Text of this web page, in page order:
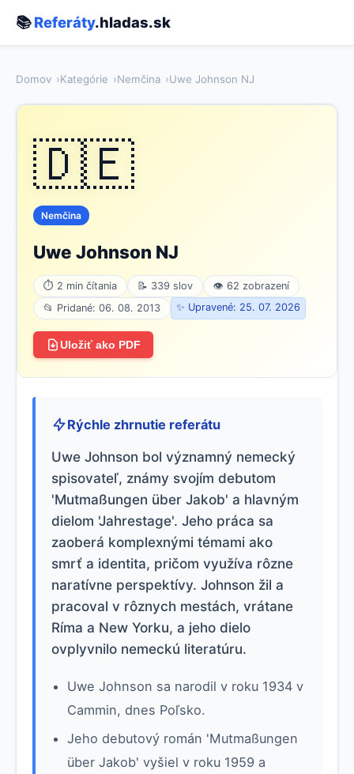
📚Referáty.hladas.sk
Domov Kategórie Nemčina Uwe Johnson NJ
🇩🇪
Nemčina
Uwe Johnson NJ
⏱ 2 min čítania 📝 339 slov
👁 62 zobrazení
📂 Pridané: 06. 08. 2013
✨ Upravené: 25. 07. 2026
Uložiť ako PDF
Rýchle zhrnutie referátu
Uwe Johnson bol významný nemecký
spisovateľ, známy svojím debutom
'Mutmaßungen über Jakob' a hlavným
dielom 'Jahrestage'. Jeho práca sa
zaoberá komplexnými témami ako
smrť a identita, pričom využíva rôzne
naratívne perspektívy. Johnson žil a
pracoval v rôznych mestách, vrátane
Ríma a New Yorku, a jeho dielo
ovplyvnilo nemeckú literatúru.
Uwe Johnson sa narodil v roku 1934 v
Cammin, dnes Poľsko.
Jeho debutový román 'Mutmaßungen
über Jakob' vyšiel v roku 1959 a